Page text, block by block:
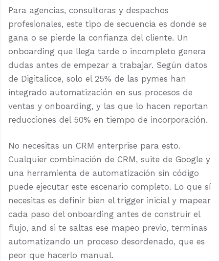
Para agencias, consultoras y despachos
profesionales, este tipo de secuencia es donde se
gana o se pierde la confianza del cliente. Un
onboarding que llega tarde o incompleto genera
dudas antes de empezar a trabajar. Según datos
de Digitalicce, solo el 25% de las pymes han
integrado automatización en sus procesos de
ventas y onboarding, y las que lo hacen reportan
reducciones del 50% en tiempo de incorporación.
No necesitas un CRM enterprise para esto.
Cualquier combinación de CRM, suite de Google y
una herramienta de automatización sin código
puede ejecutar este escenario completo. Lo que sí
necesitas es definir bien el trigger inicial y mapear
cada paso del onboarding antes de construir el
flujo, and si te saltas ese mapeo previo, terminas
automatizando un proceso desordenado, que es
peor que hacerlo manual.